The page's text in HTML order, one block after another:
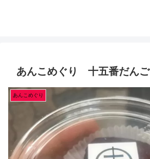
あんこめぐり 十五番だんご
あんこめぐり